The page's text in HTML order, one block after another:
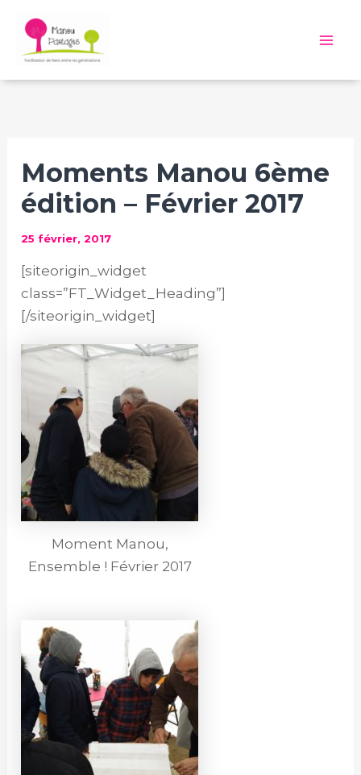
contenu
Moments Manou 6ème
édition – Février 2017
25 février, 2017
[siteorigin_widget
class=”FT_Widget_Heading”]
[/siteorigin_widget]
Moment Manou,
Ensemble ! Février 2017